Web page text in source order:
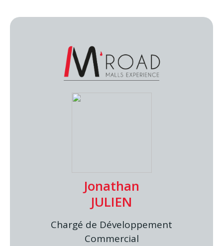
Jonathan
JULIEN
Chargé de Développement
Commercial